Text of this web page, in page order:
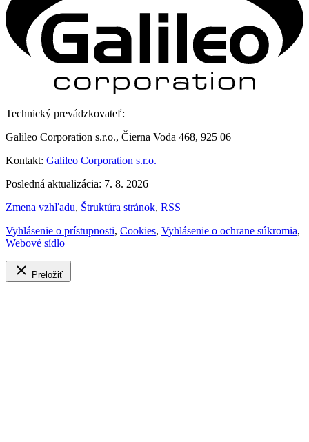
Technický prevádzkovateľ:
Galileo Corporation s.r.o., Čierna Voda 468, 925 06
Kontakt: Galileo Corporation s.r.o.
Posledná aktualizácia: 7. 8. 2026
Zmena vzhľadu, Štruktúra stránok, RSS
Vyhlásenie o prístupnosti, Cookies, Vyhlásenie o ochrane súkromia,
Webové sídlo
Preložiť